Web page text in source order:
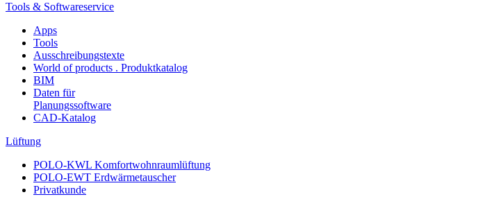
Tools & Softwareservice
Apps
Tools
Ausschreibungstexte
World of products . Produktkatalog
BIM
Daten für
Planungssoftware
CAD-Katalog
Lüftung
POLO-KWL Komfortwohnraumlüftung
POLO-EWT Erdwärmetauscher
Privatkunde